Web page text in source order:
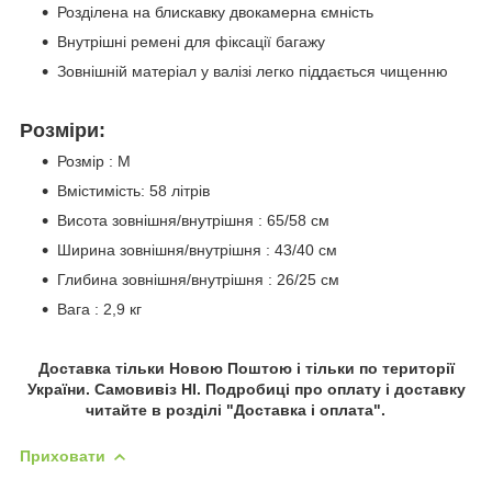
Розділена на блискавку двокамерна ємність
Внутрішні ремені для фіксації багажу
Зовнішній матеріал у валізі легко піддається чищенню
Розміри:
Розмір : M
Вмістимість: 58 літрів
Висота зовнішня/внутрішня : 65/58 см
Ширина зовнішня/внутрішня : 43/40 см
Глибина зовнішня/внутрішня : 26/25 см
Вага : 2,9 кг
Доставка тільки Новою Поштою і тільки по території
України. Самовивіз НІ. Подробиці про оплату і доставку
читайте в розділі "Доставка і оплата".
Приховати